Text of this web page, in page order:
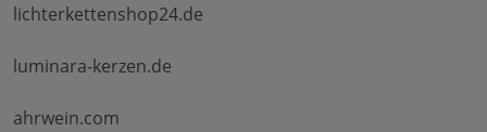
lichterkettenshop24.de
luminara-kerzen.de
ahrwein.com